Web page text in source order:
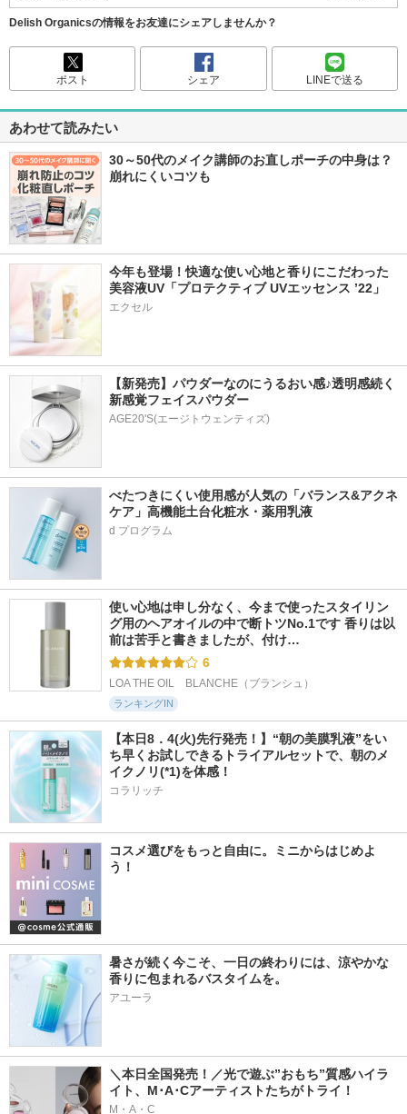
Delish Organicsの情報をお友達にシェアしませんか？
ポスト シェア LINEで送る
あわせて読みたい
30～50代のメイク講師のお直しポーチの中身は？
崩れにくいコツも
今年も登場！快適な使い心地と香りにこだわった
美容液UV「プロテクティブ UVエッセンス ’22」
エクセル
【新発売】パウダーなのにうるおい感♪透明感続く
新感覚フェイスパウダー
AGE20'S(エージトウェンティズ)
べたつきにくい使用感が人気の「バランス&アクネ
ケア」高機能土台化粧水・薬用乳液
使い心地は申し分なく、今まで使ったスタイリン
グ用のヘアオイルの中で断トツNo.1です 香りは以
前は苦手と書きましたが、付け…
6
LOA THE OIL　BLANCHE（ブランシュ）
ランキングIN
【本日8．4(火)先行発売！】“朝の美膜乳液”をい
ち早くお試しできるトライアルセットで、朝のメ
イクノリ(*1)を体感！
コラリッチ
コスメ選びをもっと自由に。ミニからはじめよ
う！
暑さが続く今こそ、一日の終わりには、涼やかな
香りに包まれるバスタイムを。
アユーラ
＼本日全国発売！／光で遊ぶ”おもち”質感ハイラ
イト、M･A･Cアーティストたちがトライ！
M・A・C